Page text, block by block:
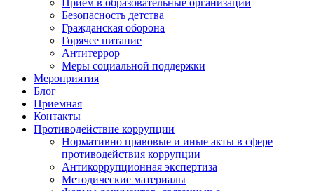
Прием в образовательные организации
Безопасность детства
Гражданская оборона
Горячее питание
Антитеррор
Меры социальной поддержки
Мероприятия
Блог
Приемная
Контакты
Противодействие коррупции
Нормативно правовые и иные акты в сфере
противодействия коррупции
Антикоррупционная экспертиза
Методические материалы